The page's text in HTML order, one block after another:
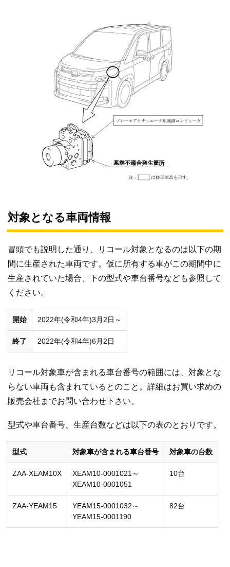
対象となる車両情報
冒頭でも説明した通り、リコール対象となるのは以下の期
間に生産された車両です。仮に所有する車がこの期間中に
生産されていた場合、下の型式や車台番号なども参照して
ください。
開始 2022年(令和4年)3月2日～
終了 2022年(令和4年)6月2日
リコール対象車が含まれる車台番号の範囲には、対象とな
らない車両も含まれているとのこと。詳細はお買い求めの
販売会社までお問い合わせ下さい。
型式や車台番号、生産台数などは以下の表のとおりです。
型式 対象車が含まれる車台番号 対象車の台数
ZAA-XEAM10X
XEAM10-0001021～
XEAM10-0001051
10台
ZAA-YEAM15
YEAM15-0001032～
YEAM15-0001190
82台